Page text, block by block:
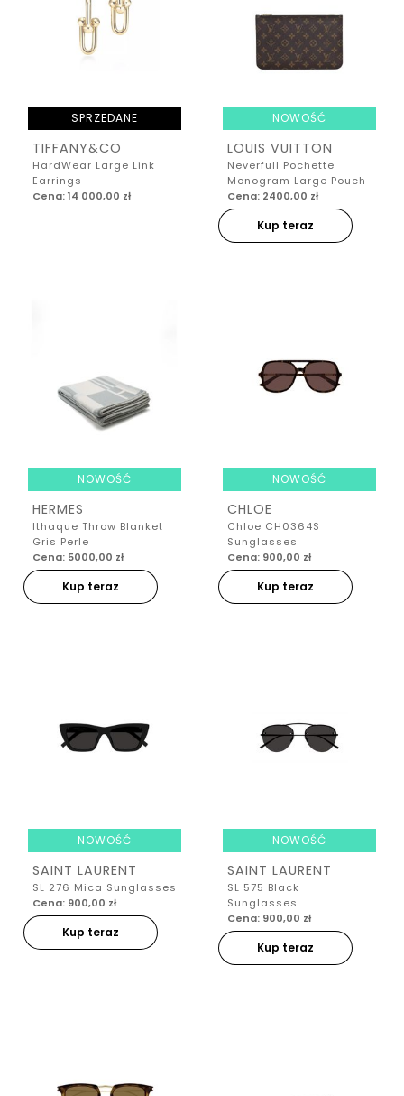
SPRZEDANE
TIFFANY&CO
HardWear Large Link
Earrings
Cena: 14 000,00 zł
NOWOŚĆ
LOUIS VUITTON
Neverfull Pochette
Monogram Large Pouch
Cena: 2400,00 zł
Kup teraz
NOWOŚĆ
HERMES
Ithaque Throw Blanket
Gris Perle
Cena: 5000,00 zł
Kup teraz
NOWOŚĆ
CHLOE
Chloe CH0364S
Sunglasses
Cena: 900,00 zł
Kup teraz
NOWOŚĆ
SAINT LAURENT
SL 276 Mica Sunglasses
Cena: 900,00 zł
Kup teraz
NOWOŚĆ
SAINT LAURENT
SL 575 Black
Sunglasses
Cena: 900,00 zł
Kup teraz